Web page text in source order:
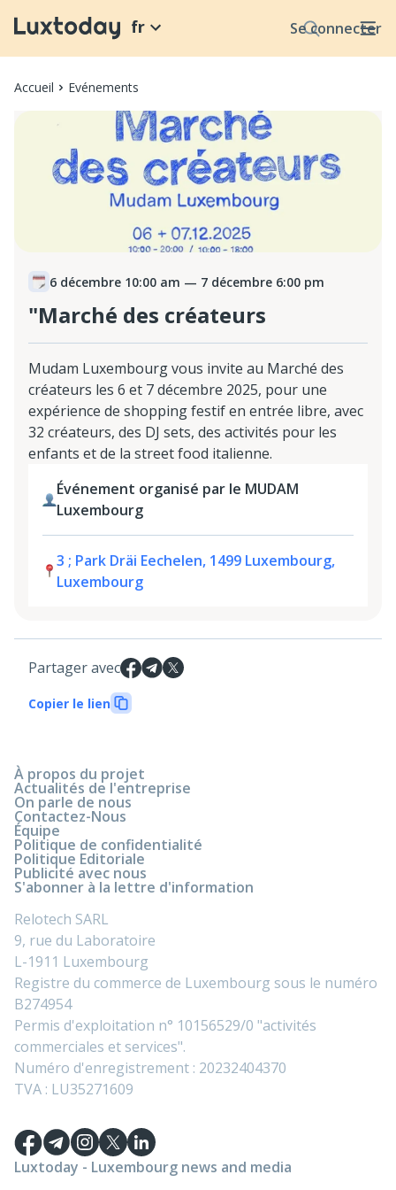
Se connecter
fr
Accueil Evénements
6 décembre 10:00 am — 7 décembre 6:00 pm
"Marché des créateurs
Mudam Luxembourg vous invite au Marché des
créateurs les 6 et 7 décembre 2025, pour une
expérience de shopping festif en entrée libre, avec
32 créateurs, des DJ sets, des activités pour les
enfants et de la street food italienne.
Événement organisé par le MUDAM
Luxembourg
3 ; Park Dräi Eechelen, 1499 Luxembourg,
Luxembourg
Partager avec
Copier le lien
À propos du projet
Actualités de l'entreprise
On parle de nous
Contactez-Nous
Équipe
Politique de confidentialité
Politique Editoriale
Publicité avec nous
S'abonner à la lettre d'information
Relotech SARL
9, rue du Laboratoire
L-1911 Luxembourg
Registre du commerce de Luxembourg sous le numéro
B274954
Permis d'exploitation n° 10156529/0 "activités
commerciales et services".
Numéro d'enregistrement : 20232404370
TVA : LU35271609
Luxtoday - Luxembourg news and media